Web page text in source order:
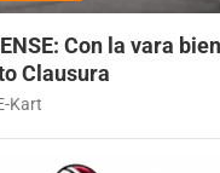
Con la vara
Clausura
Kart